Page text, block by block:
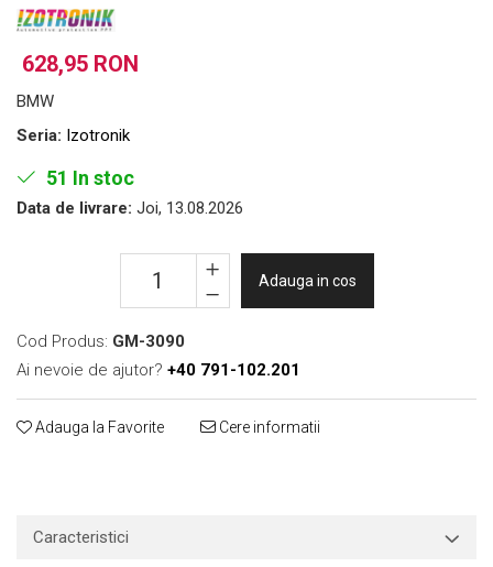
Folie Day/Night
Folie difuzie lumina
Folie dual-color
Folie ferestre
Folie protecție solară
3M DI-NOC Lemn
3M DI-NOC Metalizat
Folie reflectorizantă
Decorativ reflectorizantă
Marcaje reflectorizante
Pâslă pt. raclete
Raclete cu mâner
Lichide speciale
Altele
628,95 RON
BMW
Seria: Izotronik
51 In stoc
Data de livrare: Joi, 13.08.2026
Adauga in cos
Cod Produs: GM-3090
Ai nevoie de ajutor? +40 791-102.201
Adauga la Favorite Cere informatii
Caracteristici